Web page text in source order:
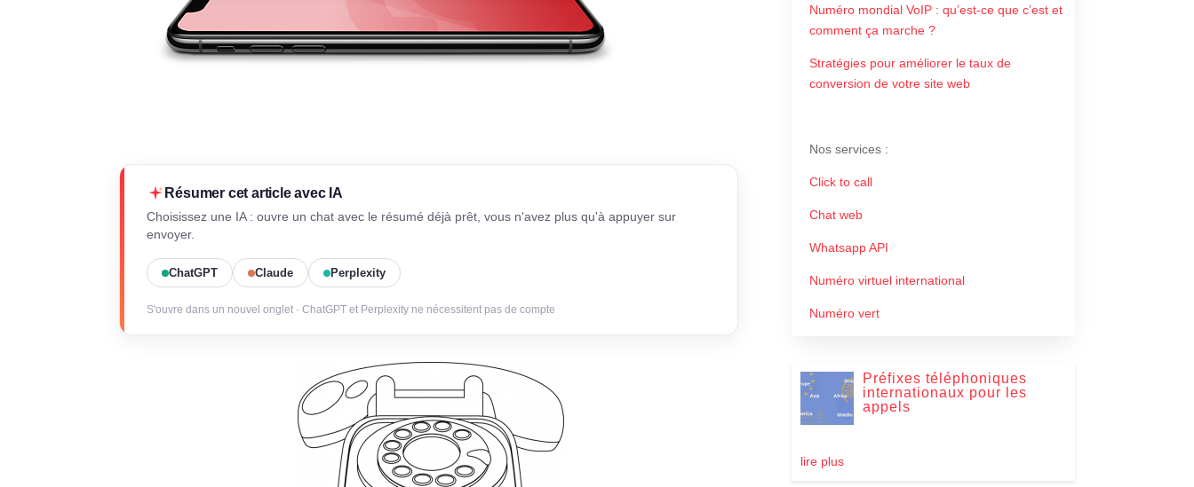
Résumer cet article avec IA
Choisissez une IA : ouvre un chat avec le résumé déjà prêt, vous n'avez plus qu'à appuyer sur
envoyer.
ChatGPT Claude Perplexity
S'ouvre dans un nouvel onglet · ChatGPT et Perplexity ne nécessitent pas de compte
Numéro mondial VoIP : qu’est-ce que c’est et
comment ça marche ?
Stratégies pour améliorer le taux de
conversion de votre site web
Nos services :
Click to call
Chat web
Whatsapp API
Numéro virtuel international
Numéro vert
Préfixes téléphoniques
internationaux pour les
appels
lire plus